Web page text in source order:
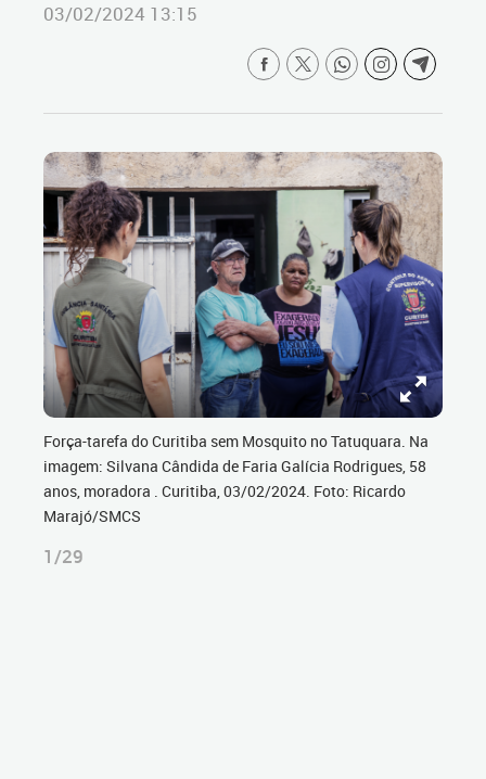
03/02/2024 13:15
Força-tarefa do Curitiba sem Mosquito no Tatuquara. Na
imagem: Silvana Cândida de Faria Galícia Rodrigues, 58
anos, moradora . Curitiba, 03/02/2024. Foto: Ricardo
Marajó/SMCS
1/29